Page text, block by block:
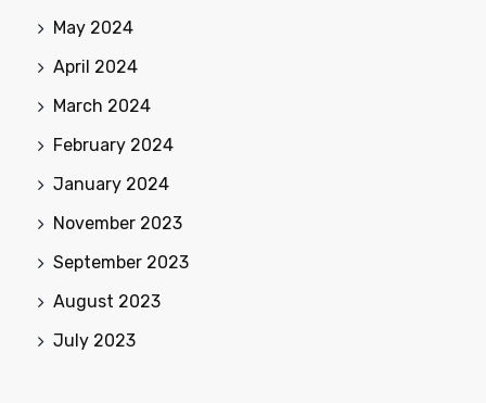
May 2024
April 2024
March 2024
February 2024
January 2024
November 2023
September 2023
August 2023
July 2023